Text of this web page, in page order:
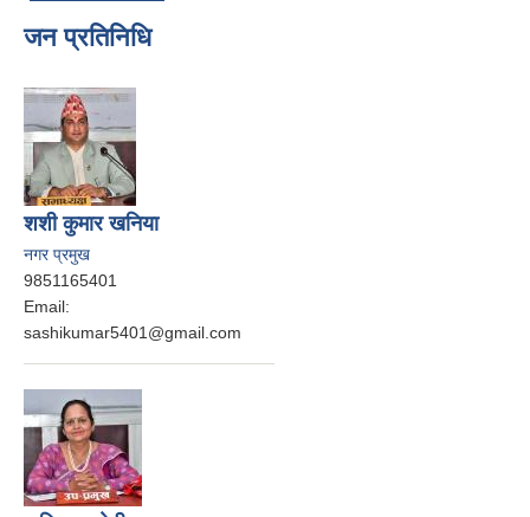
जन प्रतिनिधि
शशी कुमार खनिया
नगर प्रमुख
9851165401
Email:
sashikumar5401@gmail.com